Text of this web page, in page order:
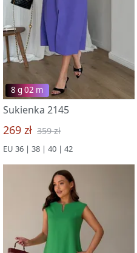
8 g 02 m
Sukienka 2145
269 zł 359 zł
EU 36 | 38 | 40 | 42